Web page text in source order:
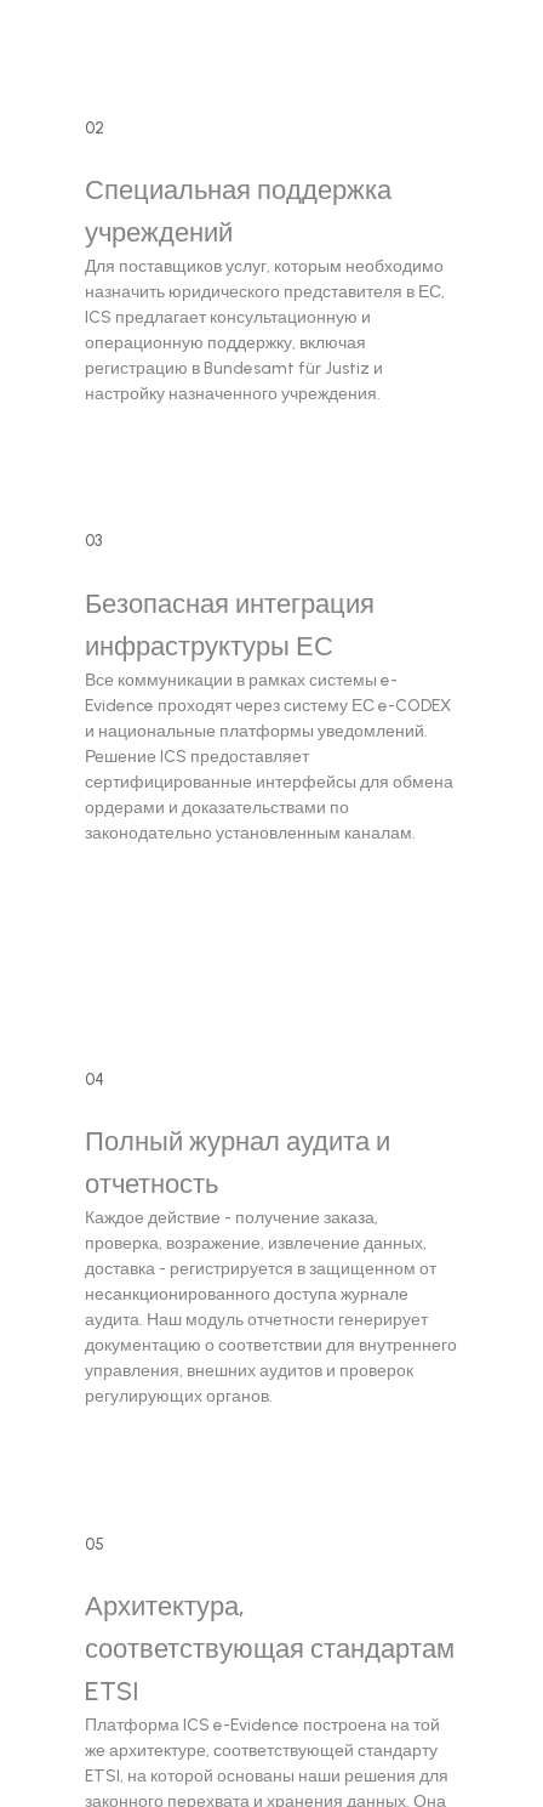
02
Специальная поддержка
учреждений
Для поставщиков услуг, которым необходимо
назначить юридического представителя в ЕС,
ICS предлагает консультационную и
операционную поддержку, включая
регистрацию в Bundesamt für Justiz и
настройку назначенного учреждения.
03
Безопасная интеграция
инфраструктуры ЕС
Все коммуникации в рамках системы e-
Evidence проходят через систему ЕС e-CODEX
и национальные платформы уведомлений.
Решение ICS предоставляет
сертифицированные интерфейсы для обмена
ордерами и доказательствами по
законодательно установленным каналам.
04
Полный журнал аудита и
отчетность
Каждое действие - получение заказа,
проверка, возражение, извлечение данных,
доставка - регистрируется в защищенном от
несанкционированного доступа журнале
аудита. Наш модуль отчетности генерирует
документацию о соответствии для внутреннего
управления, внешних аудитов и проверок
регулирующих органов.
05
Архитектура,
соответствующая стандартам
ETSI
Платформа ICS e-Evidence построена на той
же архитектуре, соответствующей стандарту
ETSI, на которой основаны наши решения для
законного перехвата и хранения данных. Она